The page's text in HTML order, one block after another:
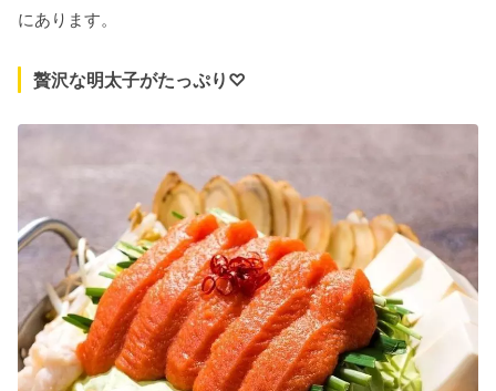
にあります。
贅沢な明太子がたっぷり♡